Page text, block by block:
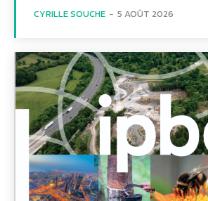
CYRILLE SOUCHE - 5 AOÛT 2026